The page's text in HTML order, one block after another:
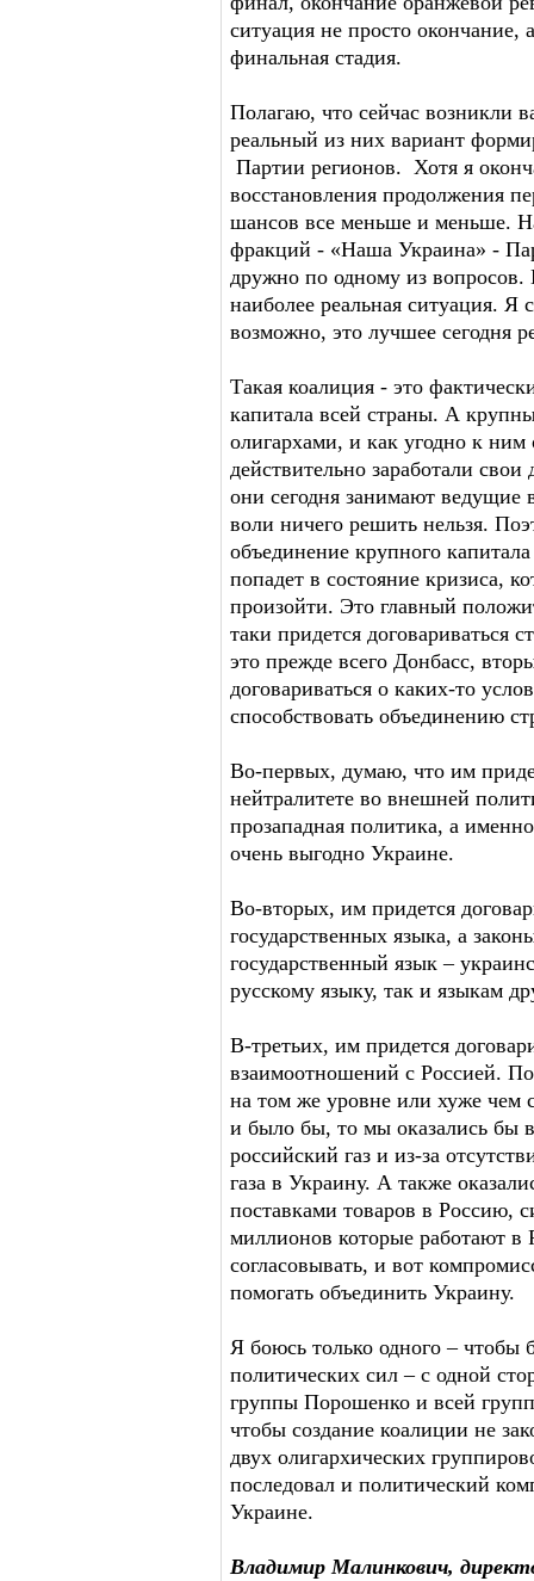
ситуация не просто
финальная стадия.
Полагаю, что сейчас возникли
реальный из них вариант
Партии регионов. Хотя я
восстановления продолжения
шансов все меньше и меньше.
фракций - «Наша Украина» -
дружно по одному из вопросов.
наиболее реальная ситуация. Я
возможно, это лучшее сегодня
Такая коалиция - это
капитала всей страны. А
олигархами, и как угодно к
действительно заработали
они сегодня занимают
воли ничего решить нельзя.
объединение крупного
попадет в состояние кризиса,
произойти. Это главный
таки придется
это прежде всего Донбасс,
договариваться о каких-то
способствовать объединению
Во-первых, думаю, что им
нейтралитете во внешней
прозападная политика, а
очень выгодно Украине.
Во-вторых, им придется
государственных языка, а
государственный язык –
русскому языку, так и языкам
В-третьих, им придется
взаимоотношений с Россией.
на том же уровне или хуже чем
и было бы, то мы оказались бы
российский газ и из-за
газа в Украину. А также
поставками товаров в Россию,
миллионов которые работают в
согласовывать, и вот
помогать объединить Украину.
Я боюсь только одного – чтобы
политических сил – с одной
группы Порошенко и всей
чтобы создание коалиции не
двух олигархических
последовал и политический
Украине.
Владимир Малинкович,